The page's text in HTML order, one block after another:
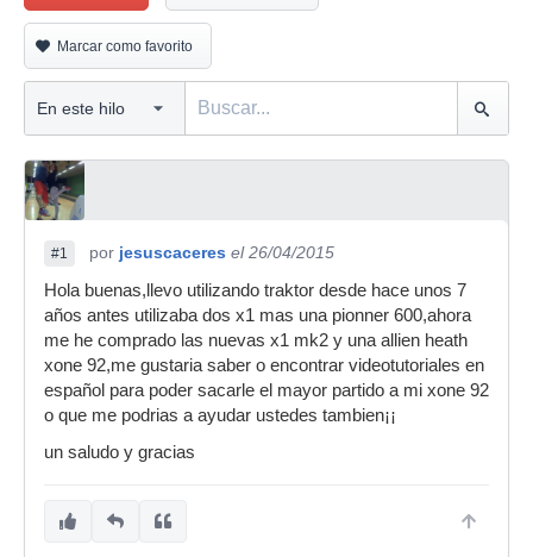
Marcar como favorito
#1 por jesuscaceres el 26/04/2015
Hola buenas,llevo utilizando traktor desde hace unos 7
años antes utilizaba dos x1 mas una pionner 600,ahora
me he comprado las nuevas x1 mk2 y una allien heath
xone 92,me gustaria saber o encontrar videotutoriales en
español para poder sacarle el mayor partido a mi xone 92
o que me podrias a ayudar ustedes tambien¡¡
un saludo y gracias